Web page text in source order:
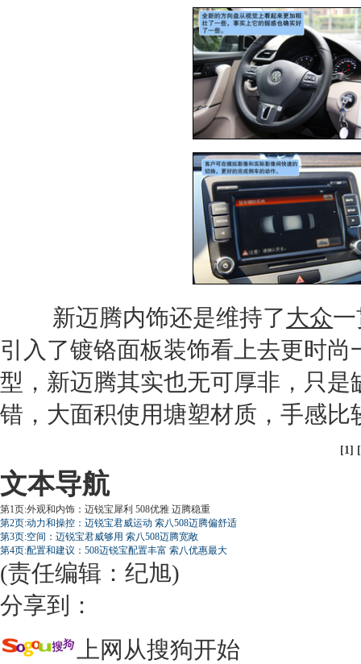
新迈腾内饰还是维持了大众
引入了镀铬面板装饰看上去更时
型， 新迈腾其实也无可厚非，只是
错，大面积使用塘塑材质，手感比
[1] [
文本导航
第1页:外观和内饰：迈锐宝犀利 508优雅 迈腾稳重
第2页:动力和操控：迈锐宝君威运动 索八508迈腾偏舒适
第3页:空间：迈锐宝君威够用 索八508迈腾宽敞
第4页:配置和建议：508迈锐宝配置丰富 索八优惠最大
(责任编辑：纪旭)
分享到：
上网从搜狗开始